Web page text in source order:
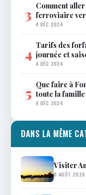
3 Comment
ferroviaire
4 DÉC 2024
4 Tarifs des
journée et
4 DÉC 2024
5 Que faire à
toute la famille
4 DÉC 2024
DANS LA MÊME
Visiter
8 AOÛT 2026